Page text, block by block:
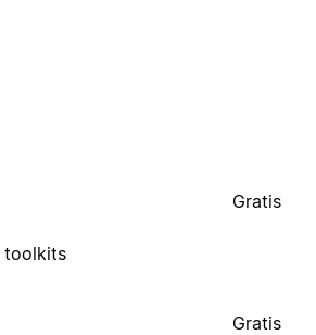
toolkits
Gratis
Gratis